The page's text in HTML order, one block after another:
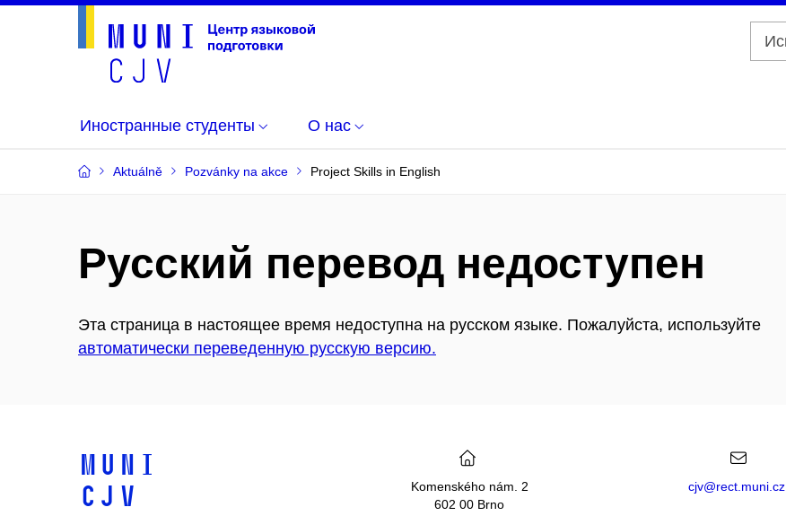
Иностранные студенты О нас
Aktuálně Pozvánky na akce Project Skills in English
Русский перевод недоступен
Эта страница в настоящее время недоступна на русском языке. Пожалуйста, используйте
автоматически переведенную русскую версию.
MUNI
CJV
Komenského nám. 2
602 00 Brno
cjv@rect.muni.cz